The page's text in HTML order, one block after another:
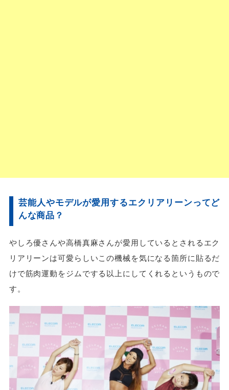
芸能人やモデルが愛用するエクリアリーンってど
んな商品？
やしろ優さんや高橋真麻さんが愛用しているとされるエク
リアリーンは可愛らしいこの機械を気になる箇所に貼るだ
けで筋肉運動をジムでする以上にしてくれるというもので
す。